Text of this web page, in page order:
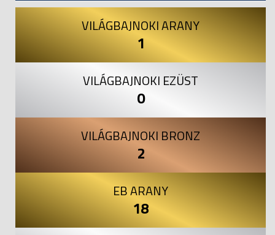
VILÁGBAJNOKI ARANY
1
VILÁGBAJNOKI EZÜST
0
VILÁGBAJNOKI BRONZ
2
EB ARANY
18